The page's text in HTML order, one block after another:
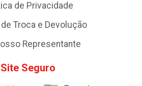
de Privacidade
Troca e Devolução
Representante
Site Seguro